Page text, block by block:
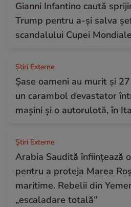
Gianni Infantino caută
Trump pentru a-și salva
scandalului Cupei Mondiale
Știri Externe
Șase oameni au murit și
un carambol devastator
mașini și o autorulotă, în
Știri Externe
Arabia Saudită înființează
pentru a proteja Marea
maritime. Rebelii din
„escaladare totală”